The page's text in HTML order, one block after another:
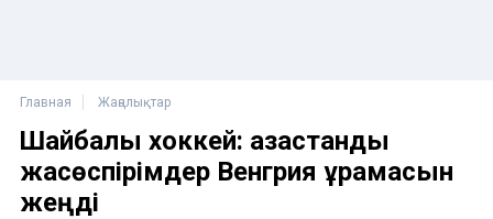
Главная Жаңалықтар
Шайбалы хоккей: қазақстандық
жасөспірімдер Венгрия құрамасын
жеңді